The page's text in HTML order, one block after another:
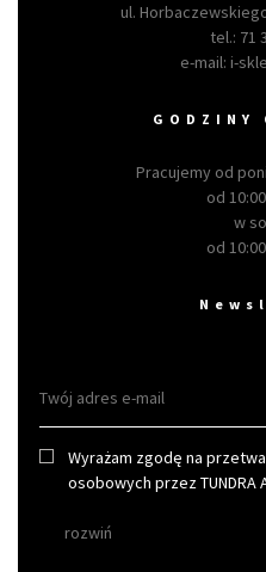
ul.
tel.: 71
e-mail: i-
GODZINY
Pracujemy od
od
w
od
Wyrażam zgodę na
osobowych przez TUNDRA
rozwiń